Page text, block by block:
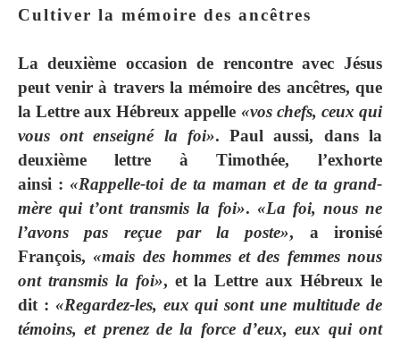
Cultiver la mémoire des ancêtres
La deuxième occasion de rencontre avec Jésus
peut venir à travers la mémoire des ancêtres, que
la Lettre aux Hébreux appelle «vos chefs, ceux qui
vous ont enseigné la foi». Paul aussi, dans la
deuxième lettre à Timothée, l’exhorte
ainsi :«Rappelle-toi de ta maman et de ta grand-
mère qui t’ont transmis la foi». «La foi, nous ne
l’avons pas reçue par la poste», a ironisé
François,«mais des hommes et des femmes nous
ont transmis la foi», et la Lettre aux Hébreux le
dit : «Regardez-les, eux qui sont une multitude de
témoins, et prenez de la force d’eux, eux qui ont